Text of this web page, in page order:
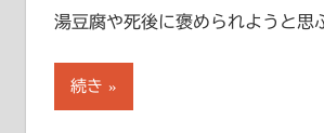
湯豆腐や死後に褒められようと
続き